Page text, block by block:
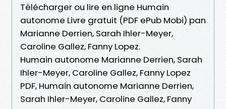
Télécharger ou lire en ligne Humain
autonome Livre gratuit (PDF ePub Mobi) pan
Marianne Derrien, Sarah Ihler-Meyer,
Caroline Gallez, Fanny Lopez.
Humain autonome Marianne Derrien, Sarah
Ihler-Meyer, Caroline Gallez, Fanny Lopez
PDF, Humain autonome Marianne Derrien,
Sarah Ihler-Meyer, Caroline Gallez, Fanny